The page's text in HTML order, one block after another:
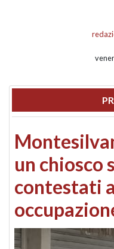
un chiosco
contestati